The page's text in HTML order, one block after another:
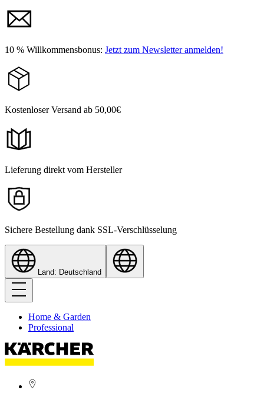
10 % Willkommensbonus: Jetzt zum Newsletter anmelden!
Kostenloser Versand ab 50,00€
Lieferung direkt vom Hersteller
Sichere Bestellung dank SSL-Verschlüsselung
Land: Deutschland
Home & Garden
Professional